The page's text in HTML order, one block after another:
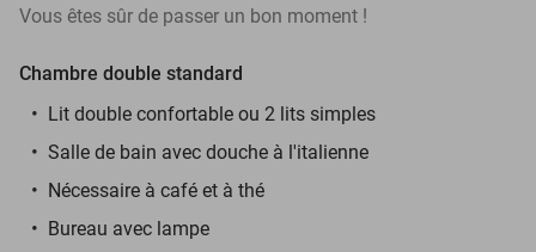
Vous êtes sûr de passer un bon moment !
Chambre double standard
Lit double confortable ou 2 lits simples
Salle de bain avec douche à l'italienne
Nécessaire à café et à thé
Bureau avec lampe